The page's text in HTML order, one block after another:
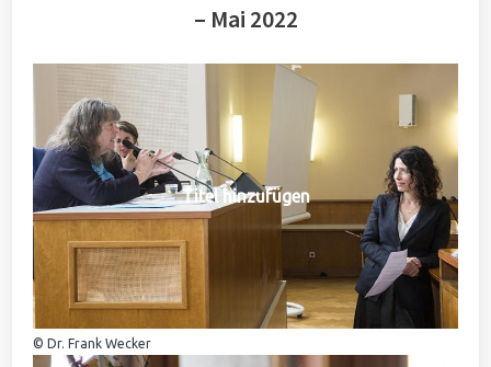
– Mai 2022
Titel hinzufügen
© Dr. Frank Wecker